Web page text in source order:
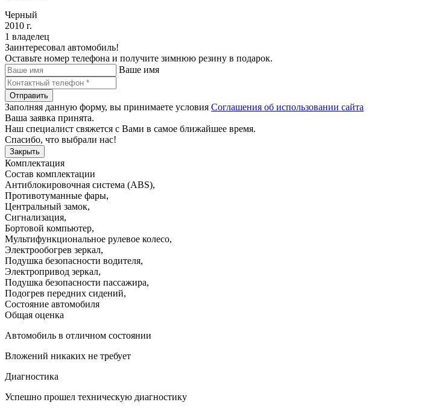
Черный
2010 г.
1 владелец
Заинтересовал автомобиль!
Оставьте номер телефона и получите зимнюю резину в подарок.
Ваше имя
Отправить
Заполняя данную форму, вы принимаете условия Соглашения об использовании сайта
Ваша заявка принята.
Наш специалист свяжется с Вами в самое ближайшее время.
Спасибо, что выбрали нас!
Закрыть
Комплектация
Состав комплектации
Антиблокировочная система (ABS),
Противотуманные фары,
Центральный замок,
Сигнализация,
Бортовой компьютер,
Мультифункциональное рулевое колесо,
Электрообогрев зеркал,
Подушка безопасности водителя,
Электропривод зеркал,
Подушка безопасности пассажира,
Подогрев передних сидений,
Состояние автомобиля
Общая оценка
Автомобиль в отличном состоянии
Вложений никаких не требует
Диагностика
Успешно прошел техническую диагностику